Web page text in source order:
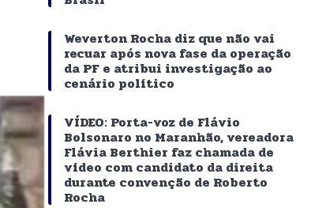
Weverton Rocha diz que não vai
recuar após nova fase da operação
da PF e atribui investigação ao
cenário político
VÍDEO: Porta-voz de Flávio
Bolsonaro no Maranhão, vereadora
Flávia Berthier faz chamada de
vídeo com candidato da direita
durante convenção de Roberto
Rocha